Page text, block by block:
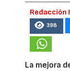
Redacción
398
La mejora